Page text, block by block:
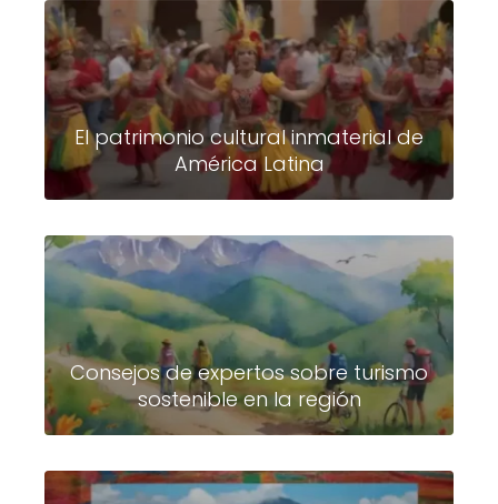
El patrimonio cultural inmaterial de
América Latina
Consejos de expertos sobre turismo
sostenible en la región